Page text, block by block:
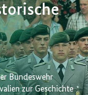
Bundeswehr
zur Geschichte